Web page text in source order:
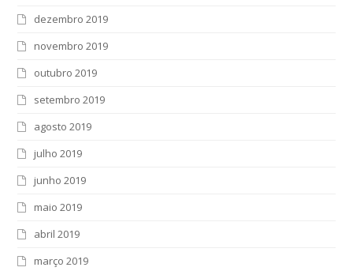
dezembro 2019
novembro 2019
outubro 2019
setembro 2019
agosto 2019
julho 2019
junho 2019
maio 2019
abril 2019
março 2019